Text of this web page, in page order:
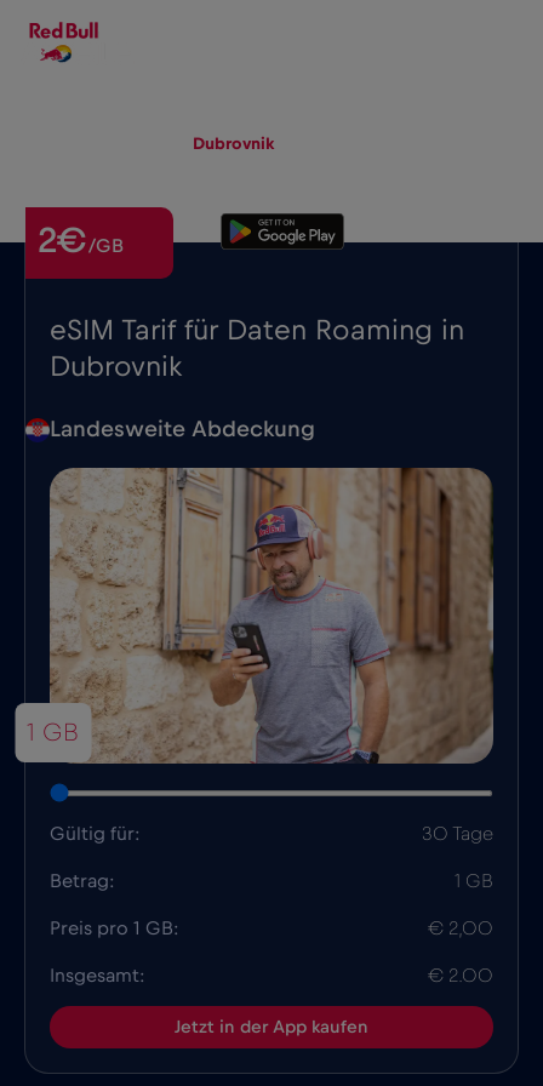
Dubrovnik
eSIM Tarif für Daten Roaming in
Dubrovnik
2€/GB
Landesweite Abdeckung
1 GB
Gültig für: 30 Tage
Betrag: 1 GB
Preis pro 1 GB: € 2,00
Insgesamt: € 2.00
Jetzt in der App kaufen